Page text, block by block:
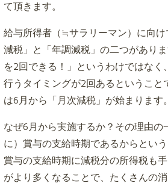
て頂きます。
給与所得者（≒サラリーマン）に向
減税」と「年調減税」の二つがあり
を2回できる！」というわけではなく
行うタイミングが2回あるということ
は6月から「月次減税」が始まります。
なぜ6月から実施するか？その理由の
に）賞与の支給時期であるからとい
賞与の支給時期に減税分の所得税も
がより多くなることで、たくさんの